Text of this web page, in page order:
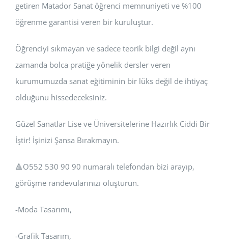
getiren Matador Sanat öğrenci memnuniyeti ve %100
öğrenme garantisi veren bir kuruluştur.
Öğrenciyi sıkmayan ve sadece teorik bilgi değil aynı
zamanda bolca pratiğe yönelik dersler veren
kurumumuzda sanat eğitiminin bir lüks değil de ihtiyaç
olduğunu hissedeceksiniz.
Güzel Sanatlar Lise ve Üniversitelerine Hazırlık Ciddi Bir
İştir! İşinizi Şansa Bırakmayın.
🔺️O552 530 90 90 numaralı telefondan bizi arayıp,
görüşme randevularınızı oluşturun.
-Moda Tasarımı,
-Grafik Tasarım,